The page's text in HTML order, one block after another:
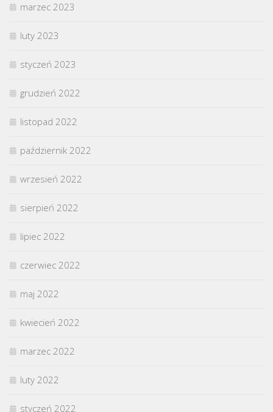
marzec 2023
luty 2023
styczeń 2023
grudzień 2022
listopad 2022
październik 2022
wrzesień 2022
sierpień 2022
lipiec 2022
czerwiec 2022
maj 2022
kwiecień 2022
marzec 2022
luty 2022
styczeń 2022